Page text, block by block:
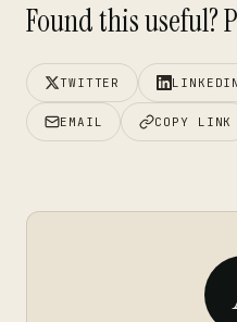
Found this useful?
TWITTER LINKEDIN
EMAIL COPY LINK